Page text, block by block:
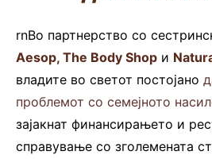
rnВо партнерство со
Aesop, The Body Shop и
владите во светот постојано
проблемот со семејното
зајакнат финансирањето и
справување со зголемената